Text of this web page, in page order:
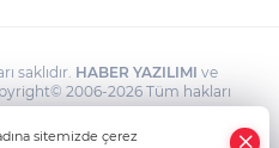
saklıdır. HABER YAZILIMI ve
2006-2026 Tüm hakları
sitemizde çerez